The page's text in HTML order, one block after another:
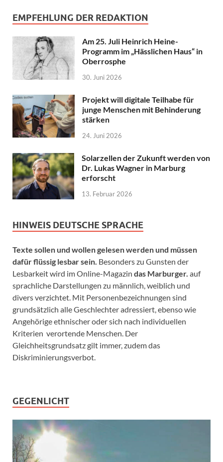
EMPFEHLUNG DER REDAKTION
Am 25. Juli Heinrich Heine-
Programm im „Hässlichen Haus“ in
Oberrosphe
30. Juni 2026
Projekt will digitale Teilhabe für
junge Menschen mit Behinderung
stärken
24. Juni 2026
Solarzellen der Zukunft werden von
Dr. Lukas Wagner in Marburg
erforscht
13. Februar 2026
HINWEIS DEUTSCHE SPRACHE
Texte sollen und wollen gelesen werden und müssen
dafür flüssig lesbar sein. Besonders zu Gunsten der
Lesbarkeit wird im Online-Magazin das Marburger. auf
sprachliche Darstellungen zu männlich, weiblich und
divers verzichtet. Mit Personenbezeichnungen sind
grundsätzlich alle Geschlechter adressiert, ebenso wie
Angehörige ethnischer oder sich nach individuellen
Kriterien verortende Menschen. Der
Gleichheitsgrundsatz gilt immer, zudem das
Diskriminierungsverbot.
GEGENLICHT